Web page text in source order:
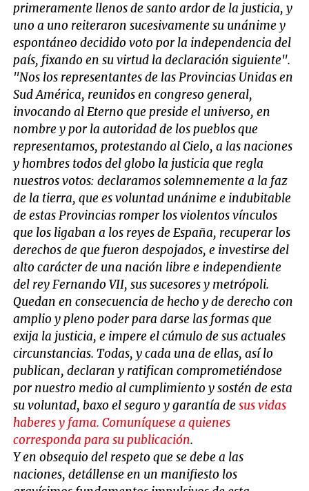
primeramente llenos de santo ardor de la justicia, y
uno a uno reiteraron sucesivamente su unánime y
espontáneo decidido voto por la independencia del
país, fixando en su virtud la declaración siguiente".
"Nos los representantes de las Provincias Unidas en
Sud América, reunidos en congreso general,
invocando al Eterno que preside el universo, en
nombre y por la autoridad de los pueblos que
representamos, protestando al Cielo, a las naciones
y hombres todos del globo la justicia que regla
nuestros votos: declaramos solemnemente a la faz
de la tierra, que es voluntad unánime e indubitable
de estas Provincias romper los violentos vínculos
que los ligaban a los reyes de España, recuperar los
derechos de que fueron despojados, e investirse del
alto carácter de una nación libre e independiente
del rey Fernando VII, sus sucesores y metrópoli.
Quedan en consecuencia de hecho y de derecho con
amplio y pleno poder para darse las formas que
exija la justicia, e impere el cúmulo de sus actuales
circunstancias. Todas, y cada una de ellas, así lo
publican, declaran y ratifican comprometiéndose
por nuestro medio al cumplimiento y sostén de esta
su voluntad, baxo el seguro y garantía desus vidas
haberes y fama. Comuníquese a quienes
corresponda para su publicación.
Y en obsequio del respeto que se debe a las
naciones, detállense en un manifiesto los